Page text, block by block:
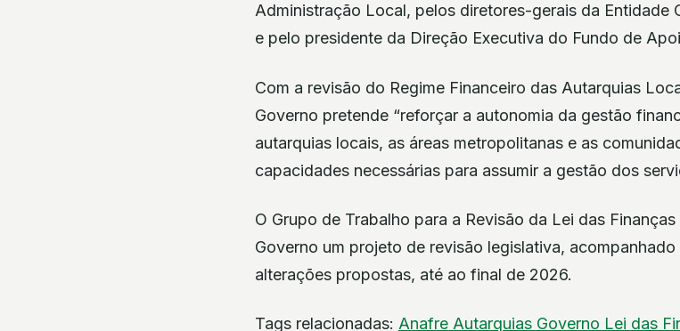
Administração Local, pelos diretores-gerais da Entidade
e pelo presidente da Direção Executiva do Fundo de
Com a revisão do Regime Financeiro das Autarquias
Governo pretende “reforçar a autonomia da gestão
autarquias locais, as áreas metropolitanas e as
capacidades necessárias para assumir a gestão dos
O Grupo de Trabalho para a Revisão da Lei das
Governo um projeto de revisão legislativa,
alterações propostas, até ao final de 2026.
Tags relacionadas: Anafre Autarquias Governo Lei das